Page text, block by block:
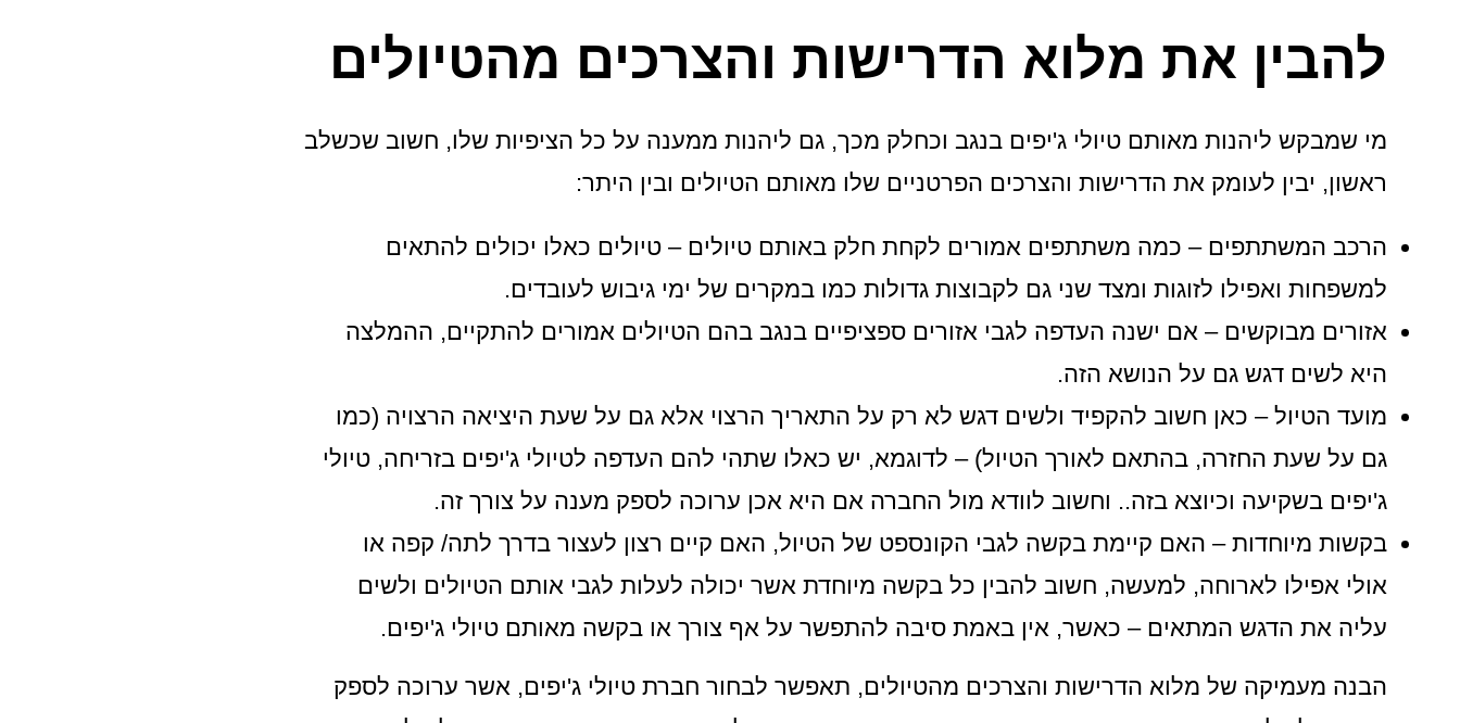
להבין את מלוא הדרישות והצרכים מהטיולים
מי שמבקש ליהנות מאותם טיולי ג'יפים בנגב וכחלק מכך, גם ליהנות ממענה על כל הציפיות שלו, חשוב שכשלב
ראשון, יבין לעומק את הדרישות והצרכים הפרטניים שלו מאותם הטיולים ובין היתר:
הרכב המשתתפים – כמה משתתפים אמורים לקחת חלק באותם טיולים – טיולים כאלו יכולים להתאים
למשפחות ואפילו לזוגות ומצד שני גם לקבוצות גדולות כמו במקרים של ימי גיבוש לעובדים.
אזורים מבוקשים – אם ישנה העדפה לגבי אזורים ספציפיים בנגב בהם הטיולים אמורים להתקיים, ההמלצה
היא לשים דגש גם על הנושא הזה.
מועד הטיול – כאן חשוב להקפיד ולשים דגש לא רק על התאריך הרצוי אלא גם על שעת היציאה הרצויה (כמו
גם על שעת החזרה, בהתאם לאורך הטיול) – לדוגמא, יש כאלו שתהי להם העדפה לטיולי ג'יפים בזריחה, טיולי
ג'יפים בשקיעה וכיוצא בזה.. וחשוב לוודא מול החברה אם היא אכן ערוכה לספק מענה על צורך זה.
בקשות מיוחדות – האם קיימת בקשה לגבי הקונספט של הטיול, האם קיים רצון לעצור בדרך לתה/ קפה או
אולי אפילו לארוחה, למעשה, חשוב להבין כל בקשה מיוחדת אשר יכולה לעלות לגבי אותם הטיולים ולשים
עליה את הדגש המתאים – כאשר, אין באמת סיבה להתפשר על אף צורך או בקשה מאותם טיולי ג'יפים.
הבנה מעמיקה של מלוא הדרישות והצרכים מהטיולים, תאפשר לבחור חברת טיולי ג'יפים, אשר ערוכה לספק